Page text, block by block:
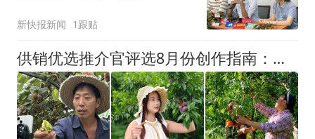
新快报新闻 1跟贴
供销优选推介官评选8月份创作指南：百村千号，与“李”相约！